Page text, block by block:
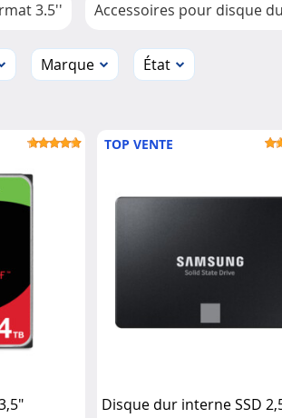
3.5'' Accessoires pour disque
Marque État
TOP VENTE
Disque dur interne SSD